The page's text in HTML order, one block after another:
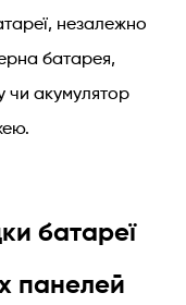
незалежно
батарея,
чи акумулятор
батареї
панелей